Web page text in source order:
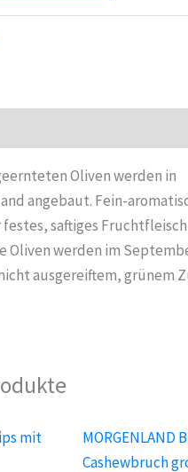
Oliven werden in
angebaut. Fein-
saftiges
Oliven werden im
ausgereiftem, grünem
mit
MORGENLAND
Cashewbruch